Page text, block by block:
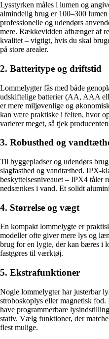
Lysstyrken måles i lumen og
almindelig brug er 100–300
professionelle og udendørs
mere. Rækkevidden afhænger af
kvalitet – vigtigt, hvis du skal
på store arealer.
2. Batteritype og driftstid
Lommelygter fås med både
udskiftelige batterier (AA, AAA
er mere miljøvenlige og
kan være praktiske i felten, hvor
varierer meget, så tjek
3. Robusthed og
Til byggepladser og udendørs
slagfasthed og vandtæthed. IPX-
beskyttelsesniveauet – IPX4 tåler
nedsænkes i vand. Et solidt
4. Størrelse og vægt
En kompakt lommelygte er
modeller ofte giver mere lys og
brug for en lygte, der kan bæres i
fastgøres til værktøj.
5. Ekstrafunktioner
Nogle lommelygter har justerbar
stroboskoplys eller magnetisk fod.
have programmerbare
stativ. Vælg funktioner, der
flest mulige.